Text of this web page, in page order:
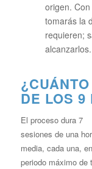
origen.
tomarás la
requieren;
alcanzarlos.
DE LOS 9
El proceso dura 7
sesiones de una
media, cada una,
periodo máximo de